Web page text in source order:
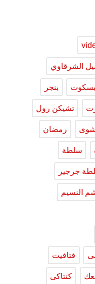
الشرقاوي
بسكوت بنجر
تشيكن رول
رمضان
سلطة
جرجير
النسيم
فتافيت
كنتاكى